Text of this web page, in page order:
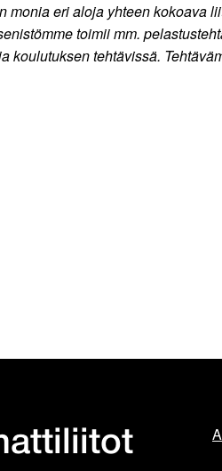
monia eri aloja yhteen kokoava
toimii mm.
koulutuksen tehtävissä.